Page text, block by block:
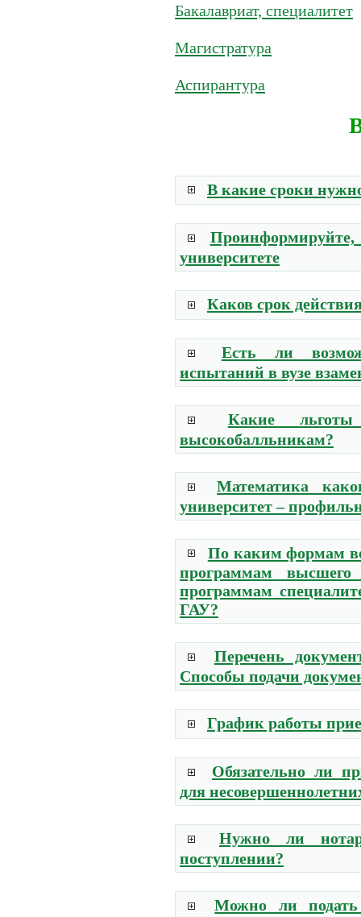
Бакалавриат, специалитет
Магистратура
Аспирантура
В какие сроки
Проинформируйте,
университете
Каков срок
Есть ли
испытаний в вузе
Какие льготы
высокобалльникам?
Математика
университет –
По каким формам
программам высшего
программам
ГАУ?
Перечень
Способы подачи
График работы
Обязательно ли
для
Нужно ли
поступлении?
Можно ли подать